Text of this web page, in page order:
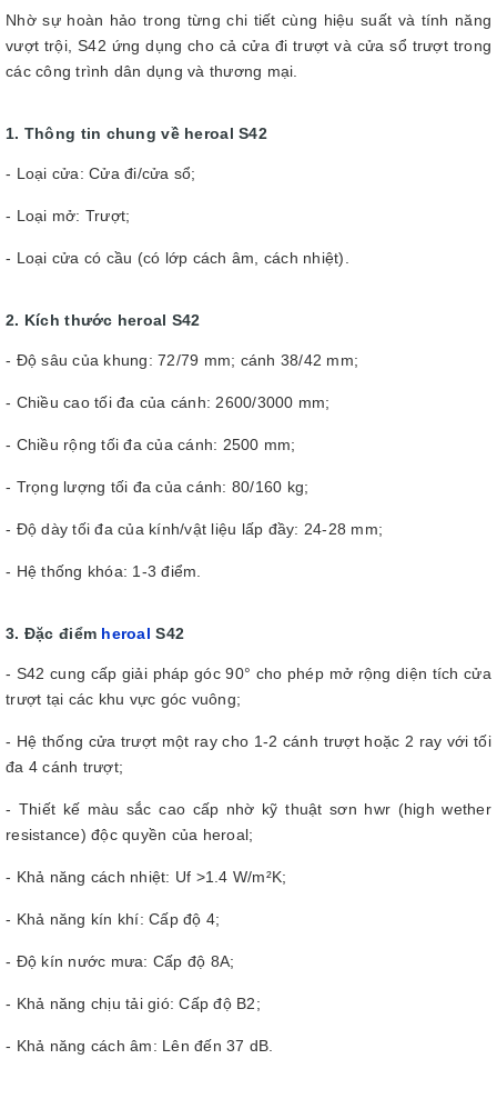
Nhờ sự hoàn hảo trong từng chi tiết cùng hiệu suất và tính năng
vượt trội, S42 ứng dụng cho cả cửa đi trượt và cửa sổ trượt trong
các công trình dân dụng và thương mại.
1. Thông tin chung về heroal S42
- Loại cửa: Cửa đi/cửa sổ;
- Loại mở: Trượt;
- Loại cửa có cầu (có lớp cách âm, cách nhiệt).
2. Kích thước heroal S42
- Độ sâu của khung: 72/79 mm; cánh 38/42 mm;
- Chiều cao tối đa của cánh: 2600/3000 mm;
- Chiều rộng tối đa của cánh: 2500 mm;
- Trọng lượng tối đa của cánh: 80/160 kg;
- Độ dày tối đa của kính/vật liệu lấp đầy: 24-28 mm;
- Hệ thống khóa: 1-3 điểm.
3. Đặc điểm heroal S42
- S42 cung cấp giải pháp góc 90° cho phép mở rộng diện tích cửa
trượt tại các khu vực góc vuông;
- Hệ thống cửa trượt một ray cho 1-2 cánh trượt hoặc 2 ray với tối
đa 4 cánh trượt;
- Thiết kế màu sắc cao cấp nhờ kỹ thuật sơn hwr (high wether
resistance) độc quyền của heroal;
- Khả năng cách nhiệt: Uf >1.4 W/m²K;
- Khả năng kín khí: Cấp độ 4;
- Độ kín nước mưa: Cấp độ 8A;
- Khả năng chịu tải gió: Cấp độ B2;
- Khả năng cách âm: Lên đến 37 dB.